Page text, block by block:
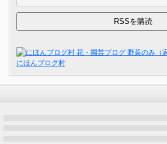
にほんブログ村